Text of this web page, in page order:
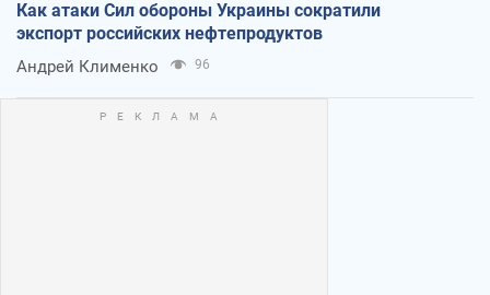
Как атаки Сил обороны Украины сократили
экспорт российских нефтепродуктов
Андрей Клименко 96